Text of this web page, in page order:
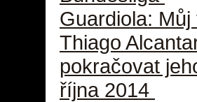
Guardiola:
Thiago
pokračovat
října 2014